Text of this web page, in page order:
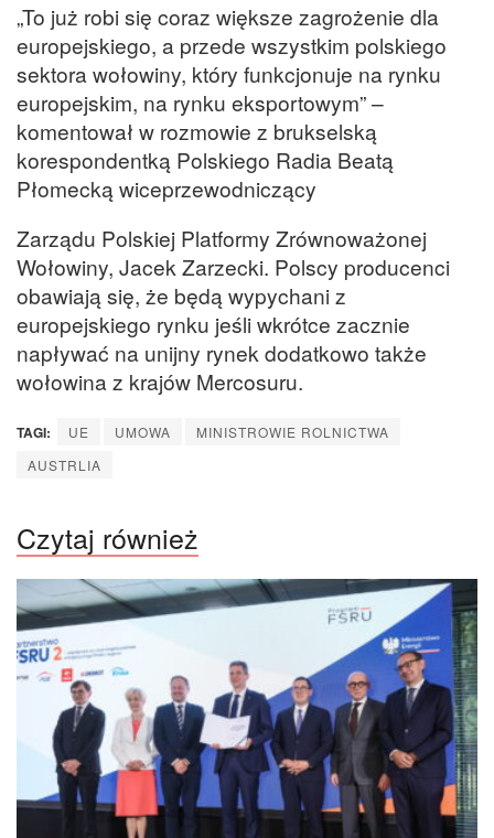
„To już robi się coraz większe zagrożenie dla
europejskiego, a przede wszystkim polskiego
sektora wołowiny, który funkcjonuje na rynku
europejskim, na rynku eksportowym” –
komentował w rozmowie z brukselską
korespondentką Polskiego Radia Beatą
Płomecką wiceprzewodniczący
Zarządu Polskiej Platformy Zrównoważonej
Wołowiny, Jacek Zarzecki. Polscy producenci
obawiają się, że będą wypychani z
europejskiego rynku jeśli wkrótce zacznie
napływać na unijny rynek dodatkowo także
wołowina z krajów Mercosuru.
TAGI: UE UMOWA
MINISTROWIE ROLNICTWA
AUSTRLIA
Czytaj również